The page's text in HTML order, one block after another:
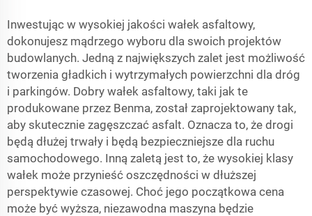
Inwestując w wysokiej jakości wałek asfaltowy,
dokonujesz mądrzego wyboru dla swoich projektów
budowlanych. Jedną z największych zalet jest możliwość
tworzenia gładkich i wytrzymałych powierzchni dla dróg
i parkingów. Dobry wałek asfaltowy, taki jak te
produkowane przez Benma, został zaprojektowany tak,
aby skutecznie zagęszczać asfalt. Oznacza to, że drogi
będą dłużej trwały i będą bezpieczniejsze dla ruchu
samochodowego. Inną zaletą jest to, że wysokiej klasy
wałek może przynieść oszczędności w dłuższej
perspektywie czasowej. Choć jego początkowa cena
może być wyższa, niezawodna maszyna będzie